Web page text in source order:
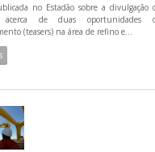
no Estadão sobre a divulgação
acerca de duas oportunidades
(teasers) na área de refino e...